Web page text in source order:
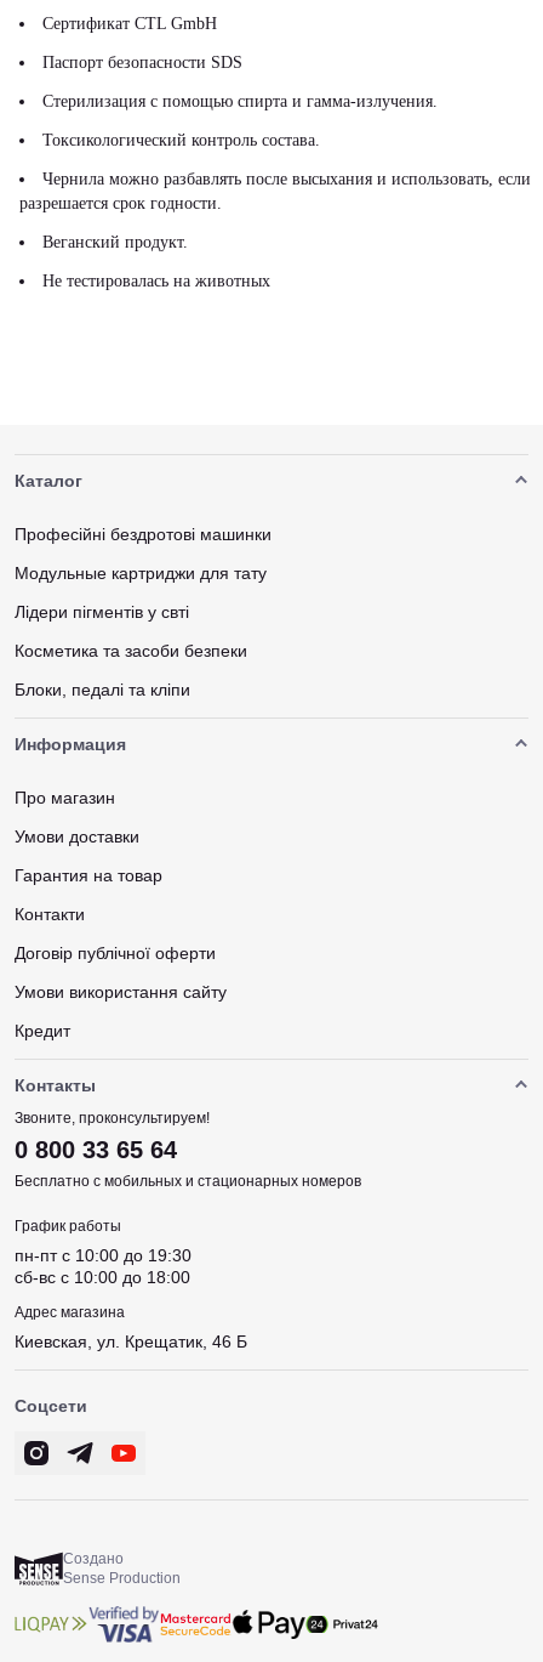
Сертификат CTL GmbH
Паспорт безопасности SDS
Стерилизация с помощью спирта и гамма-излучения.
Токсикологический контроль состава.
Чернила можно разбавлять после высыхания и использовать, если
разрешается срок годности.
Веганский продукт.
Не тестировалась на животных
Каталог
Професійні бездротові машинки
Модульные картриджи для тату
Лідери пігментів у свті
Косметика та засоби безпеки
Блоки, педалі та кліпи
Информация
Про магазин
Умови доставки
Гарантия на товар
Контакти
Договір публічної оферти
Умови використання сайту
Кредит
Контакты
Звоните, проконсультируем!
0 800 33 65 64
Бесплатно с мобильных и стационарных номеров
График работы
пн-пт c 10:00 до 19:30
сб-вс c 10:00 до 18:00
Адрес магазина
Киевская, ул. Крещатик, 46 Б
Соцсети
Создано
Sense Production